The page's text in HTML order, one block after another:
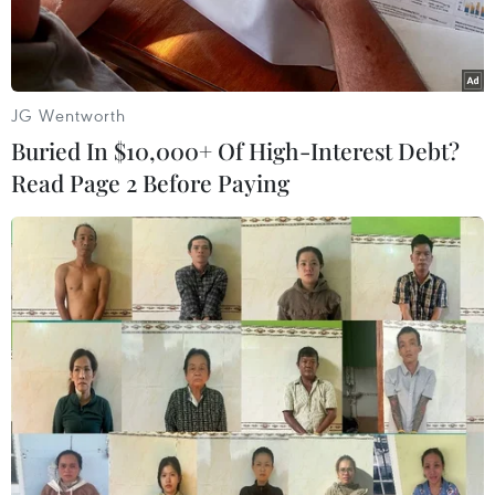
Ông trùm ngành công nghiệp âm nhạc Simon Cowell. (Nguồn:
telegraph.co.uk)
Phiên tòa xét xử ngôi sao của show truyền hình
X-Factor Tulisa về tội buôn bán ma túy đã chính
thức được mở hôm 17/7. Tuy nhiên, những chi
tiết được hé lộ tại tòa mới là điều gây chấn động
làng giải trí thế giới: Ông trùm ngành công
JG Wentworth
Buried In $10,000+ Of High-Interest Debt?
Read Page 2 Before Paying